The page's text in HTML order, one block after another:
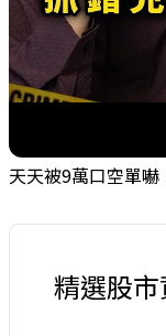
精選股